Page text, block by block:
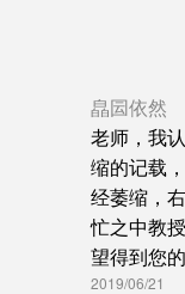
皛囩依然
老师，我
缩的记载
经萎缩，
忙之中教
望得到您
2019/06/21